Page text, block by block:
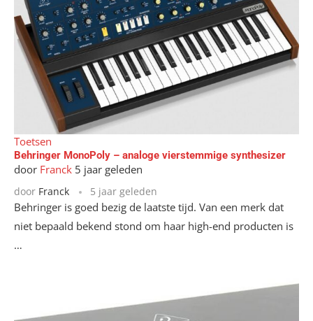
Toetsen
Behringer MonoPoly – analoge vierstemmige synthesizer
door Franck 5 jaar geleden
door Franck 5 jaar geleden
Behringer is goed bezig de laatste tijd. Van een merk dat
niet bepaald bekend stond om haar high-end producten is
…